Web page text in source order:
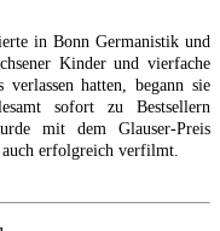
in Bonn Germanistik und
Kinder und vierfache
hatten, begann sie
sofort zu Bestsellern
mit dem Glauser-Preis
auch erfolgreich verfilmt.